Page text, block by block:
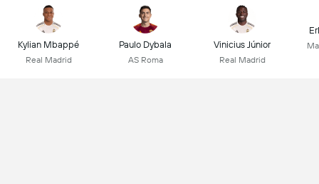
Kylian Mbappé
Real Madrid
Paulo Dybala
AS Roma
Vinicius Júnior
Real Madrid